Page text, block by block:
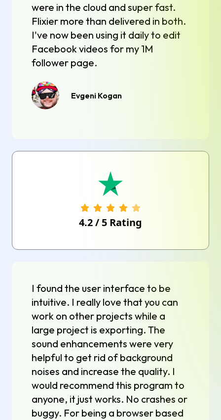
were in the cloud and super fast.
Flixier more than delivered in both.
I've now been using it daily to edit
Facebook videos for my 1M
follower page.
Evgeni Kogan
4.2/ 5 Rating
I found the user interface to be
intuitive. I really love that you can
work on other projects while a
large project is exporting. The
sound enhancements were very
helpful to get rid of background
noises and increase the quality. I
would recommend this program to
anyone, it just works. No crashes or
buggy. For being a browser based